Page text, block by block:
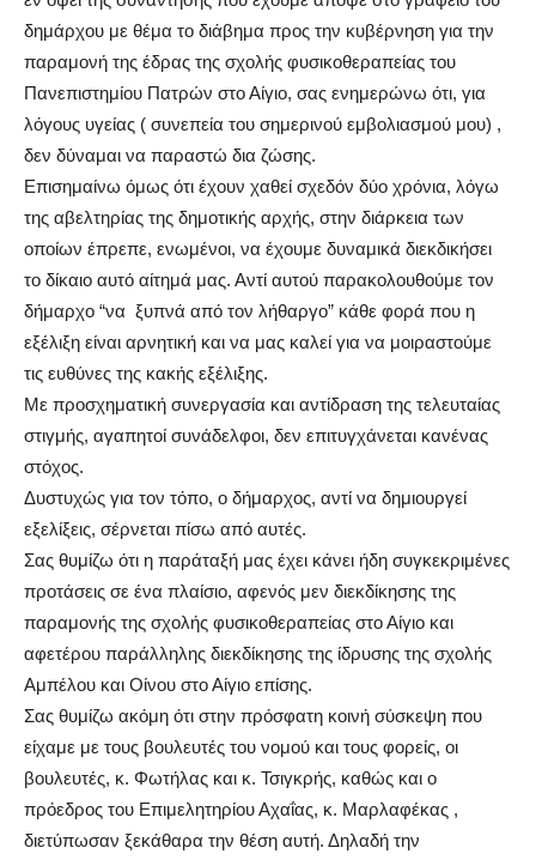
δημάρχου με θέμα το διάβημα προς την κυβέρνηση για την
παραμονή της έδρας της σχολής φυσικοθεραπείας του
Πανεπιστημίου Πατρών στο Αίγιο, σας ενημερώνω ότι, για
λόγους υγείας ( συνεπεία του σημερινού εμβολιασμού μου) ,
δεν δύναμαι να παραστώ δια ζώσης.
Επισημαίνω όμως ότι έχουν χαθεί σχεδόν δύο χρόνια, λόγω
της αβελτηρίας της δημοτικής αρχής, στην διάρκεια των
οποίων έπρεπε, ενωμένοι, να έχουμε δυναμικά διεκδικήσει
το δίκαιο αυτό αίτημά μας. Αντί αυτού παρακολουθούμε τον
δήμαρχο “να ξυπνά από τον λήθαργο” κάθε φορά που η
εξέλιξη είναι αρνητική και να μας καλεί για να μοιραστούμε
τις ευθύνες της κακής εξέλιξης.
Με προσχηματική συνεργασία και αντίδραση της τελευταίας
στιγμής, αγαπητοί συνάδελφοι, δεν επιτυγχάνεται κανένας
στόχος.
Δυστυχώς για τον τόπο, ο δήμαρχος, αντί να δημιουργεί
εξελίξεις, σέρνεται πίσω από αυτές.
Σας θυμίζω ότι η παράταξή μας έχει κάνει ήδη συγκεκριμένες
προτάσεις σε ένα πλαίσιο, αφενός μεν διεκδίκησης της
παραμονής της σχολής φυσικοθεραπείας στο Αίγιο και
αφετέρου παράλληλης διεκδίκησης της ίδρυσης της σχολής
Αμπέλου και Οίνου στο Αίγιο επίσης.
Σας θυμίζω ακόμη ότι στην πρόσφατη κοινή σύσκεψη που
είχαμε με τους βουλευτές του νομού και τους φορείς, οι
βουλευτές, κ. Φωτήλας και κ. Τσιγκρής, καθώς και ο
πρόεδρος του Επιμελητηρίου Αχαΐας, κ. Μαρλαφέκας ,
διετύπωσαν ξεκάθαρα την θέση αυτή. Δηλαδή την